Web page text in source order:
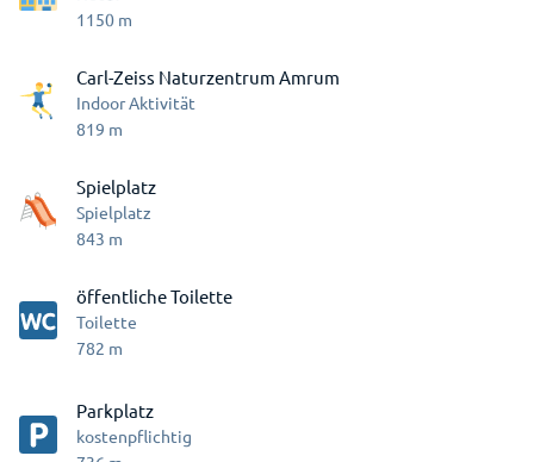
1150 m
Carl-Zeiss Naturzentrum Amrum
Indoor Aktivität
819 m
Spielplatz
Spielplatz
843 m
öffentliche Toilette
Toilette
782 m
Parkplatz
kostenpflichtig